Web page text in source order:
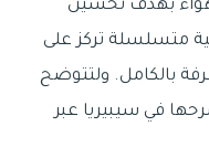
بهدف تحسين
متسلسلة تركز على
بالكامل. ولتتوضح
في سيبيريا عبر